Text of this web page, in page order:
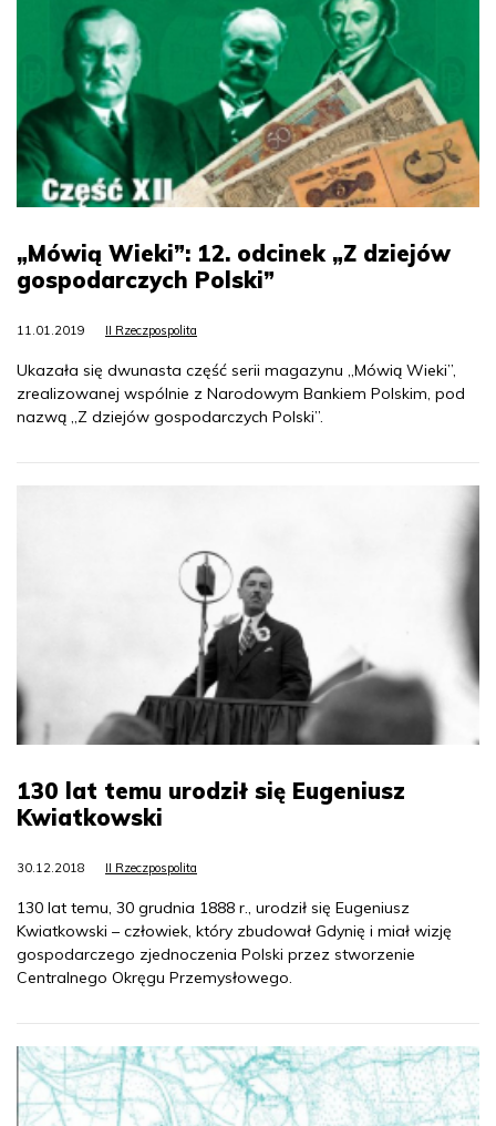
„Mówią Wieki”: 12. odcinek „Z dziejów
gospodarczych Polski”
11.01.2019 II Rzeczpospolita
Ukazała się dwunasta część serii magazynu „Mówią Wieki”,
zrealizowanej wspólnie z Narodowym Bankiem Polskim, pod
nazwą „Z dziejów gospodarczych Polski”.
130 lat temu urodził się Eugeniusz
Kwiatkowski
30.12.2018 II Rzeczpospolita
130 lat temu, 30 grudnia 1888 r., urodził się Eugeniusz
Kwiatkowski – człowiek, który zbudował Gdynię i miał wizję
gospodarczego zjednoczenia Polski przez stworzenie
Centralnego Okręgu Przemysłowego.